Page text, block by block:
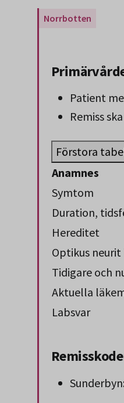
Patient
Remiss
Förstora
Anamnes
Symtom
Duration,
Hereditet
Optikus neurit
Tidigare och
Aktuella
Labsvar